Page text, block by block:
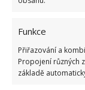
Funkce
Přiřazování a
Propojení různých
základě